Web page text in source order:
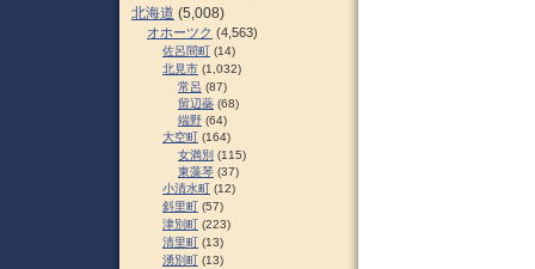
北海道 (5,008)
オホーツク (4,563)
佐呂間町 (14)
北見市 (1,032)
常呂 (87)
留辺蘂 (68)
端野 (64)
大空町 (164)
女満別 (115)
東藻琴 (37)
小清水町 (12)
斜里町 (57)
津別町 (223)
清里町 (13)
湧別町 (13)